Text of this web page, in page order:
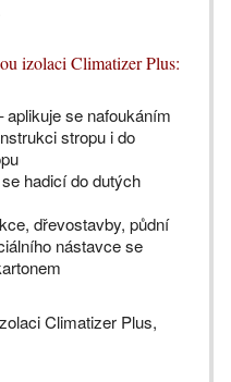
izolaci Climatizer Plus:
se nafoukáním
stropu i do
hadicí do dutých
dřevostavby, půdní
nástavce se
Climatizer Plus,